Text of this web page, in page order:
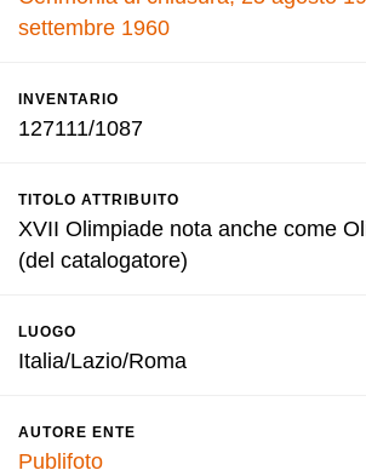
settembre 1960
INVENTARIO
127111/1087
TITOLO ATTRIBUITO
XVII Olimpiade nota anche come
(del catalogatore)
LUOGO
Italia/Lazio/Roma
AUTORE ENTE
Publifoto